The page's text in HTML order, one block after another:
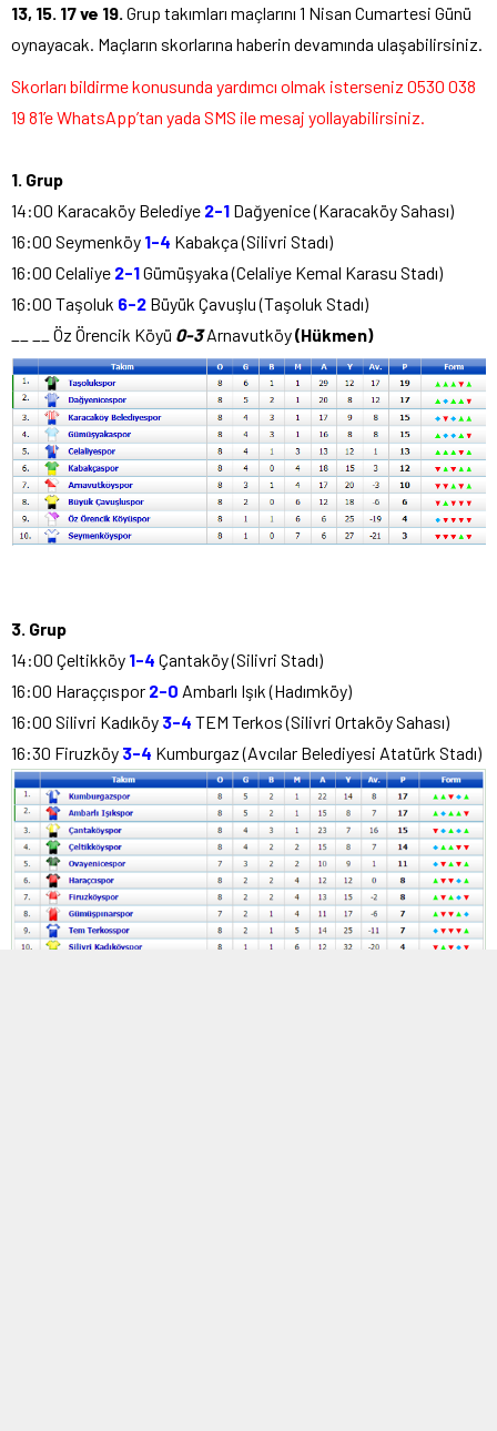
13, 15. 17 ve 19. Grup takımları maçlarını 1 Nisan Cumartesi Günü
oynayacak. Maçların skorlarına haberin devamında ulaşabilirsiniz.
Skorları bildirmekonusunda yardımcı olmak isterseniz 0530 038
19 81’e WhatsApp’tan yada SMS ile mesaj yollayabilirsiniz.
1. Grup
14:00 Karacaköy Belediye 2-1 Dağyenice (Karacaköy Sahası)
16:00 Seymenköy 1-4 Kabakça (Silivri Stadı)
16:00 Celaliye 2-1Gümüşyaka (Celaliye Kemal Karasu Stadı)
16:00 Taşoluk 6-2 Büyük Çavuşlu (Taşoluk Stadı)
__ __ Öz Örencik Köyü 0-3Arnavutköy(Hükmen)
3. Grup
14:00 Çeltikköy 1-4 Çantaköy (Silivri Stadı)
16:00 Haraççıspor 2-0 Ambarlı Işık (Hadımköy)
16:00 Silivri Kadıköy 3-4 TEM Terkos (Silivri Ortaköy Sahası)
16:30 Firuzköy 3-4 Kumburgaz (Avcılar Belediyesi Atatürk Stadı)